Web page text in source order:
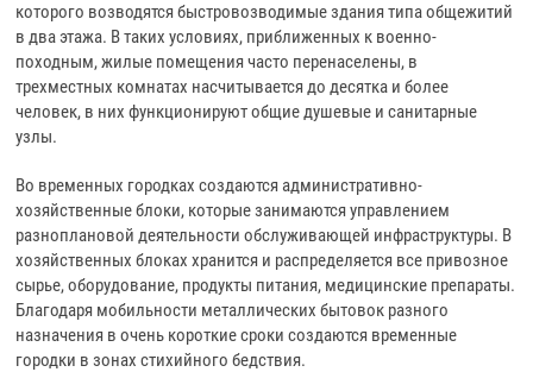
которого возводятся быстровозводимые здания типа общежитий
в два этажа. В таких условиях, приближенных к военно-
походным, жилые помещения часто перенаселены, в
трехместных комнатах насчитывается до десятка и более
человек, в них функционируют общие душевые и санитарные
узлы.
Во временных городках создаются административно-
хозяйственные блоки, которые занимаются управлением
разноплановой деятельности обслуживающей инфраструктуры. В
хозяйственных блоках хранится и распределяется все привозное
сырье, оборудование, продукты питания, медицинские препараты.
Благодаря мобильности металлических бытовок разного
назначения в очень короткие сроки создаются временные
городки в зонах стихийного бедствия.